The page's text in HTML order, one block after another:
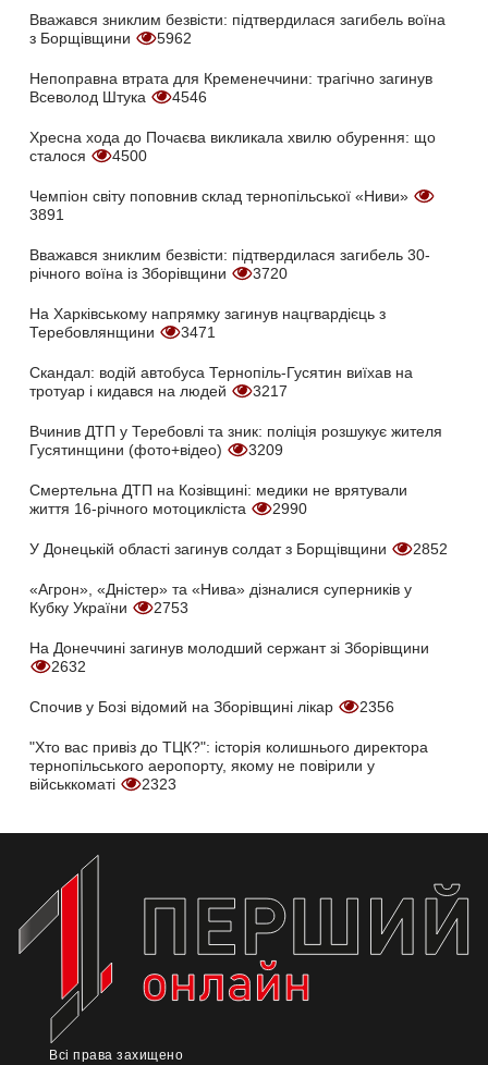
Вважався зниклим безвісти: підтвердилася загибель воїна
з Борщівщини
5962
Непоправна втрата для Кременеччини: трагічно загинув
Всеволод Штука
4546
Хресна хода до Почаєва викликала хвилю обурення: що
сталося
4500
Чемпіон світу поповнив склад тернопільської «Ниви»
3891
Вважався зниклим безвісти: підтвердилася загибель 30-
річного воїна із Зборівщини
3720
На Харківському напрямку загинув нацгвардієць з
Теребовлянщини
3471
Скандал: водій автобуса Тернопіль-Гусятин виїхав на
тротуар і кидався на людей
3217
Вчинив ДТП у Теребовлі та зник: поліція розшукує жителя
Гусятинщини (фото+відео)
3209
Смертельна ДТП на Козівщині: медики не врятували
життя 16-річного мотоцикліста
2990
У Донецькій області загинув солдат з Борщівщини 2852
«Агрон», «Дністер» та «Нива» дізналися суперників у
Кубку України
2753
На Донеччині загинув молодший сержант зі Зборівщини
2632
Спочив у Бозі відомий на Зборівщині лікар 2356
"Хто вас привіз до ТЦК?": історія колишнього директора
тернопільського аеропорту, якому не повірили у
військкоматі
2323
Всі права захищено